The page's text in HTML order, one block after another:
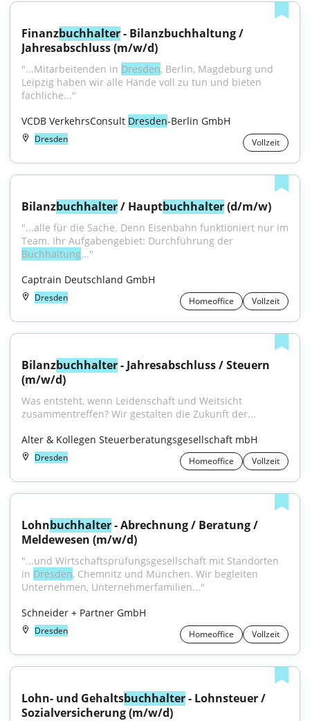
Finanzbuchhalter - Bilanzbuchhaltung /
Jahresabschluss (m/w/d)
"...Mitarbeitenden in Dresden, Berlin, Magdeburg und
Leipzig haben wir alle Hände voll zu tun und bieten
fachliche..."
VCDB VerkehrsConsult Dresden-Berlin GmbH
Dresden Vollzeit
Bilanzbuchhalter / Hauptbuchhalter (d/m/w)
"...alle für die Sache. Denn Eisenbahn funktioniert nur im
Buchhaltung..."
Captrain Deutschland GmbH
Dresden Homeoffice Vollzeit
Bilanzbuchhalter - Jahresabschluss / Steuern
(m/w/d)
Was entsteht, wenn Leidenschaft und Weitsicht
zusammentreffen? Wir gestalten die Zukunft der...
Alter & Kollegen Steuerberatungsgesellschaft mbH
Dresden Homeoffice Vollzeit
Lohnbuchhalter - Abrechnung / Beratung /
Meldewesen (m/w/d)
"...und Wirtschaftsprüfungsgesellschaft mit Standorten
in Dresden, Chemnitz und München. Wir begleiten
Unternehmen, Unternehmerfamilien..."
Schneider + Partner GmbH
Dresden Homeoffice Vollzeit
Lohn- und Gehaltsbuchhalter - Lohnsteuer /
Sozialversicherung (m/w/d)